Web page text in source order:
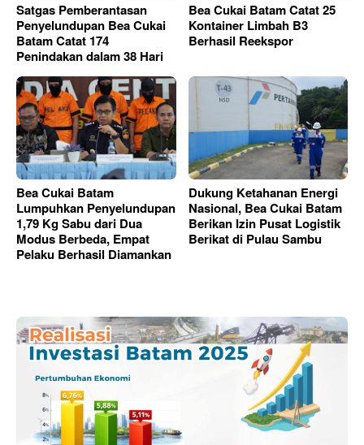
Satgas Pemberantasan
Penyelundupan Bea Cukai
Batam Catat 174
Penindakan dalam 38 Hari
Bea Cukai Batam Catat 25
Kontainer Limbah B3
Berhasil Reekspor
Bea Cukai Batam
Lumpuhkan Penyelundupan
1,79 Kg Sabu dari Dua
Modus Berbeda, Empat
Pelaku Berhasil Diamankan
Dukung Ketahanan Energi
Nasional, Bea Cukai Batam
Berikan Izin Pusat Logistik
Berikat di Pulau Sambu